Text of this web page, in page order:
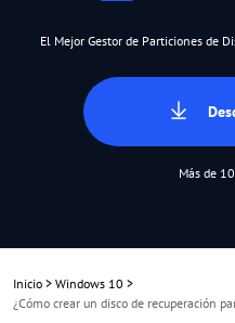
El Mejor Gestor de Particiones de
Más de
Inicio > Windows 10 >
¿Cómo crear un disco de recuperación